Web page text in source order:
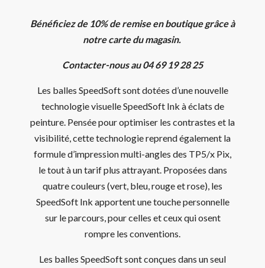
Bénéficiez de 10% de remise en boutique grâce à
notre carte du magasin.
Contacter-nous au 04 69 19 28 25
Les balles SpeedSoft sont dotées d’une nouvelle
technologie visuelle SpeedSoft Ink à éclats de
peinture. Pensée pour optimiser les contrastes et la
visibilité, cette technologie reprend également la
formule d’impression multi-angles des TP5/x Pix,
le tout à un tarif plus attrayant. Proposées dans
quatre couleurs (vert, bleu, rouge et rose), les
SpeedSoft Ink apportent une touche personnelle
sur le parcours, pour celles et ceux qui osent
rompre les conventions.
Les balles SpeedSoft sont conçues dans un seul